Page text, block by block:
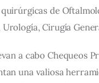
de
Cirugía
a cabo Chequeos
una valiosa